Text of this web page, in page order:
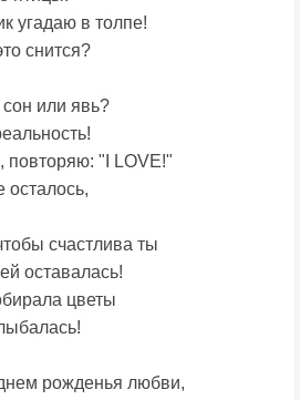
угадаю в толпе!
снится?
или явь?
"I LOVE!"
осталось,
счастлива ты
оставалась!
цветы
рожденья любви,